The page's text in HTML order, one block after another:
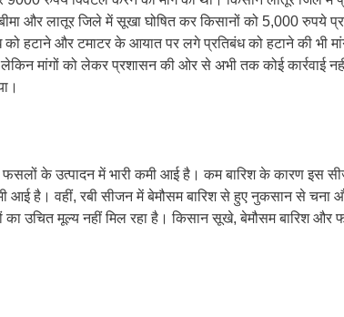
और लातूर जिले में सूखा घोषित कर किसानों को 5,000 रुपये
को हटाने और टमाटर के आयात पर लगे प्रतिबंध को हटाने की भी
लेकिन मांगों को लेकर प्रशासन की ओर से अभी तक कोई कार्रवाई
के उत्पादन में भारी कमी आई है। कम बारिश के कारण इस
आई है। वहीं, रबी सीजन में बेमौसम बारिश से हुए नुकसान से चना
उचित मूल्य नहीं मिल रहा है। किसान सूखे, बेमौसम बारिश और